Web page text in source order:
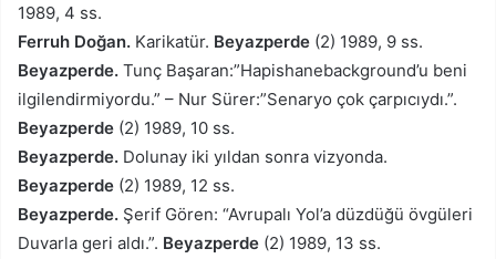
1989, 4 ss.
Ferruh Doğan. Karikatür. Beyazperde (2) 1989, 9 ss.
Beyazperde. Tunç Başaran:”Hapishanebackground’u beni
ilgilendirmiyordu.” – Nur Sürer:”Senaryo çok çarpıcıydı.”.
Beyazperde (2) 1989, 10 ss.
Beyazperde. Dolunay iki yıldan sonra vizyonda.
Beyazperde (2) 1989, 12 ss.
Beyazperde. Şerif Gören: “Avrupalı Yol’a düzdüğü övgüleri
Duvarla geri aldı.”. Beyazperde (2) 1989, 13 ss.